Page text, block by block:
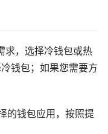
求，选择冷钱包或热
钱包；如果您需要方
的钱包应用，按照提